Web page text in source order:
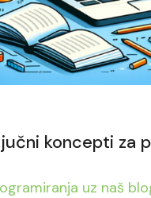
koncepti za
uz naš